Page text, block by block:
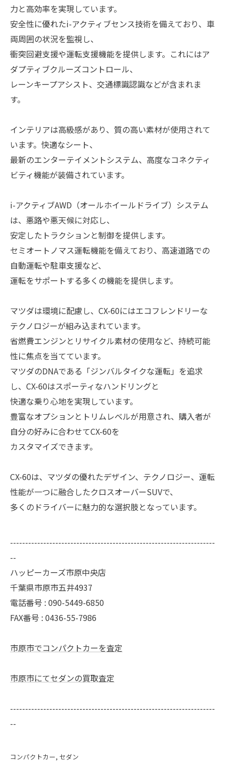
力と高効率を実現しています。
安全性に優れたi-アクティブセンス技術を備えており、車
両周囲の状況を監視し、
衝突回避支援や運転支援機能を提供します。これにはア
ダプティブクルーズコントロール、
レーンキープアシスト、交通標識認識などが含まれま
す。
インテリアは高級感があり、質の高い素材が使用されて
います。快適なシート、
最新のエンターテイメントシステム、高度なコネクティ
ビティ機能が装備されています。
i-アクティブAWD（オールホイールドライブ）システム
は、悪路や悪天候に対応し、
安定したトラクションと制御を提供します。
セミオートノマス運転機能を備えており、高速道路での
自動運転や駐車支援など、
運転をサポートする多くの機能を提供します。
マツダは環境に配慮し、CX-60にはエコフレンドリーな
テクノロジーが組み込まれています。
省燃費エンジンとリサイクル素材の使用など、持続可能
性に焦点を当てています。
マツダのDNAである「ジンバルタイクな運転」を追求
し、CX-60はスポーティなハンドリングと
快適な乗り心地を実現しています。
豊富なオプションとトリムレベルが用意され、購入者が
自分の好みに合わせてCX-60を
カスタマイズできます。
CX-60は、マツダの優れたデザイン、テクノロジー、運転
性能が一つに融合したクロスオーバーSUVで、
多くのドライバーに魅力的な選択肢となっています。
--------------------------------------------------------------------
--
ハッピーカーズ市原中央店
千葉県市原市五井4937
電話番号 : 090-5449-6850
FAX番号 : 0436-55-7986
市原市でコンパクトカーを査定
市原市にてセダンの買取査定
--------------------------------------------------------------------
--
コンパクトカー セダン